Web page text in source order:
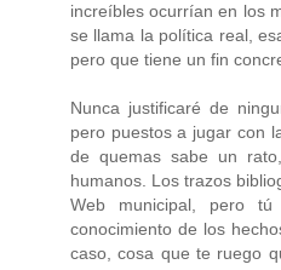
increíbles ocurrían en los
se llama la política real,
pero que tiene un fin
Nunca justificaré de
pero puestos a jugar con
de quemas sabe un
humanos. Los trazos
Web municipal, pero
conocimiento de los
caso, cosa que te ruego